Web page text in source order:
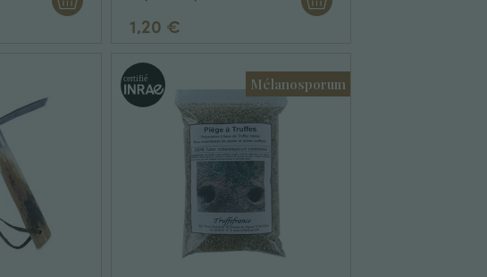
1,20 €
Mélanosporum